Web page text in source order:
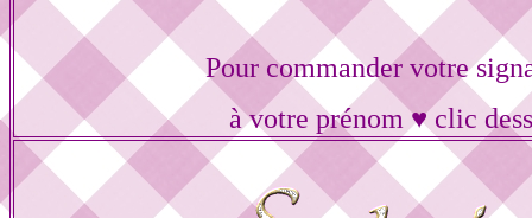
Pour commander votre
à votre prénom ♥ clic